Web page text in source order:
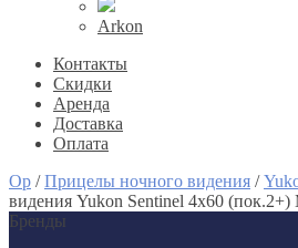
Arkon
Контакты
Скидки
Аренда
Доставка
Оплата
Op /Прицелы ночного видения /
видения Yukon Sentinel 4x60 (пок.2+)
Бренды